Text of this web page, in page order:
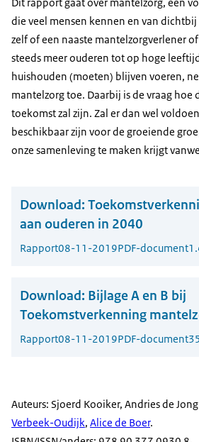
die veel mensen kennen en van
zelf of een naaste mantelzorgverlener
steeds meer ouderen tot op hoge
huishouden (moeten) blijven voeren,
mantelzorg toe. Daarbij is de vraag hoe
toekomst zal zijn. Zal er dan wel
beschikbaar zijn voor de groeiende
onze samenleving te maken krijgt
Download:
aan ouderen in 2040
Rapport08-11-2019PDF-document
Download: Bijlage A en B bij
Toekomstverkenning
Rapport08-11-2019PDF-document
Auteurs: Sjoerd Kooiker, Andries de Jong
Verbeek-Oudijk, Alice de Boer.